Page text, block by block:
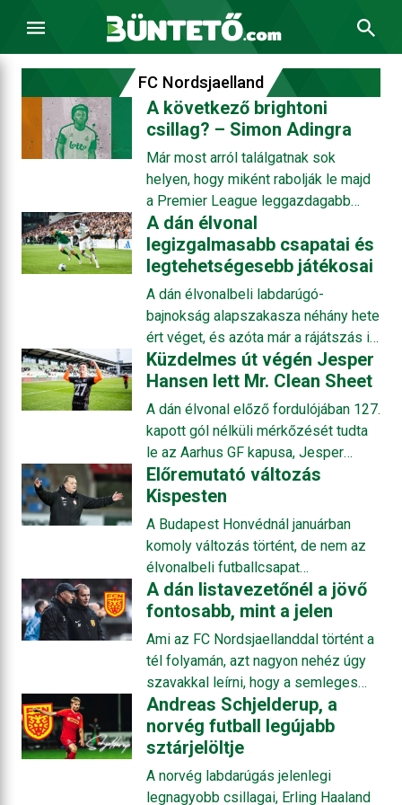
FC Nordsjaelland
A következő brightoni
csillag? – Simon Adingra
Már most arról találgatnak sok
helyen, hogy miként rabolják le majd
a Premier League leggazdagabb
csapatai a Brighton keretét, a nemrég
megjelentek szerint azonban a
tengerparton aligha aggódnak, mert
az „utánpótlás” már be van készítve.
Ott van például Simon Adingra, aki a
belga élvonal mellett az Európa-liga
mérkőzésein is megmutatta, hogy
készen áll a szigetországi
Roberto De Zerbi sikersztorijának ő
legyen a következő sztárja, akiért
font tízmilliók röpködnek majd.
A dán élvonal
legizgalmasabb csapatai és
legtehetségesebb játékosai
A dán élvonalbeli labdarúgó-
bajnokság alapszakasza néhány hete
ért véget, és azóta már a rájátszás is
kezdetét vette. A szezon
legfontosabb időszakához érkezve
tekintsük is át, hogy mely csapatok
nyújtották eddig a legmeggyőzőbb
teljesítményt, kik okoztak csalódást,
és mely kulcsjátékosokat érdemes
nyomon követni a továbbiakban. Az
Opta Analyst elemzésének magyar
nyelvre fordításával nem titkolt
szándékunk a varázslatos és sajátos
atmoszférával rendelkező skandináv
futball bemutatása, illetve hazai
népszerűsítése.
Küzdelmes út végén Jesper
Hansen lett Mr. Clean Sheet
A dán élvonal előző fordulójában 127.
kapott gól nélküli mérkőzését tudta
le az Aarhus GF kapusa, Jesper
Hansen. A 38 éves hálóőr nem
titkoltan régóta üldözte ezt a célt, és
mindeközben csapatával is
reményteljes helyzetben van a
bronzéremért vívott csatában.
Előremutató változás
Kispesten
A Budapest Honvédnál januárban
komoly változás történt, de nem az
élvonalbeli futballcsapat
kötelékében, hanem az
utánpótlásban. A Magyar Futball
Akadémia korábbi vezetője, Simon
Miklós ugyanis közös
megegyezéssel távozott, a helyét
pedig Fehér Péter vette át, aki
Dániából érkezett, hogy segítse a
klub fejlesztését. De kicsoda ő, mit
várhatunk tőle, és milyen
elképzelései vannak a
A dán listavezetőnél a jövő
fontosabb, mint a jelen
Ami az FC Nordsjaellanddal történt a
tél folyamán, azt nagyon nehéz úgy
szavakkal leírni, hogy a semleges
szurkoló ne tartsa őrültnek a klubnál
dolgozókat. Eladják az egyik
legjobbjukat, az még hagyján; az
edző felfelé bukik, a helyét pedig
egy abszolút újonc veszi át; eközben
Andreas Schjelderup, a
norvég futball legújabb
sztárjelöltje
A norvég labdarúgás jelenlegi
legnagyobb csillagai, Erling Haaland